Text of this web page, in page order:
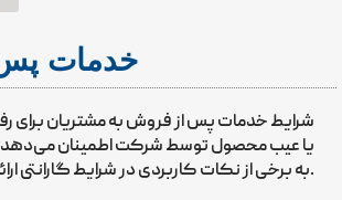
خدمات
شرایط خدمات پس از فروش به مشتریان
یا عیب محصول توسط شرکت اطمینان
به برخی از نکات کاربردی در شرایط گارانتی ارائه شده است.